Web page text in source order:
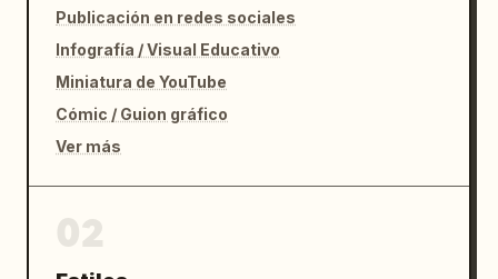
Publicación en redes sociales
Infografía / Visual Educativo
Miniatura de YouTube
Cómic / Guion gráfico
Ver más